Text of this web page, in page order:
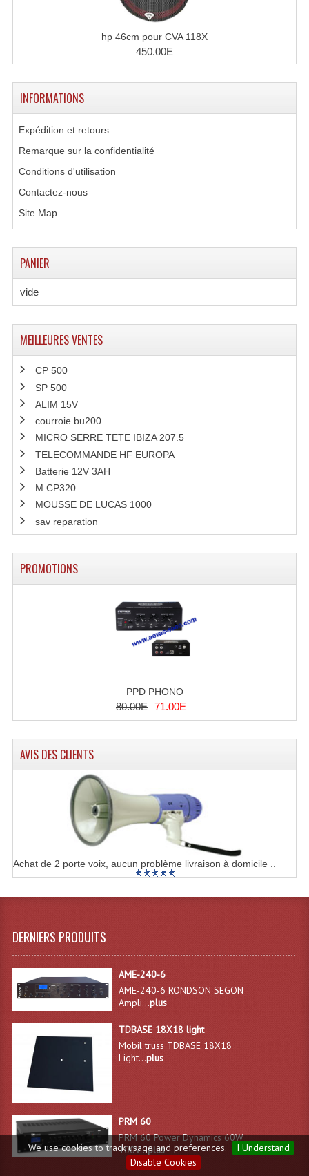
We use cookies to track usage and preferences.
I Understand
Disable Cookies
hp 46cm pour CVA 118X
450.00E
INFORMATIONS
Expédition et retours
Remarque sur la confidentialité
Conditions d'utilisation
Contactez-nous
Site Map
PANIER
vide
MEILLEURES VENTES
CP 500
SP 500
ALIM 15V
courroie bu200
MICRO SERRE TETE IBIZA 207.5
TELECOMMANDE HF EUROPA
Batterie 12V 3AH
M.CP320
MOUSSE DE LUCAS 1000
sav reparation
PROMOTIONS
PPD PHONO
80.00E 71.00E
AVIS DES CLIENTS
Achat de 2 porte voix, aucun problème livraison à domicile ..
DERNIERS PRODUITS
AME-240-6
AME-240-6 RONDSON SEGON
Ampli...plus
TDBASE 18X18 light
Mobil truss TDBASE 18X18
Light...plus
PRM 60
PRM 60 Power Dynamics 60W
100V...plus